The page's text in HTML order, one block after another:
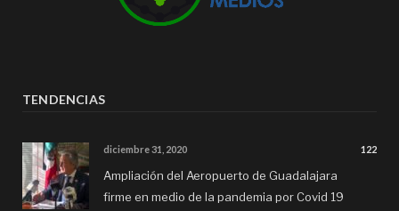
TENDENCIAS
diciembre 31, 2020 122
Ampliación del Aeropuerto de Guadalajara
firme en medio de la pandemia por Covid 19